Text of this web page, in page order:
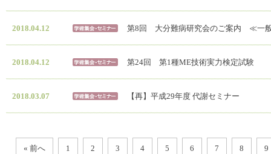
2018.04.12 第8回 大分難病研究会のご案内 ≪一
2018.04.12 第24回 第1種ME技術実力検定試験
2018.03.07 【再】平成29年度 代謝セミナー
« 前へ 1 2 3 4 5 6 7 8 9